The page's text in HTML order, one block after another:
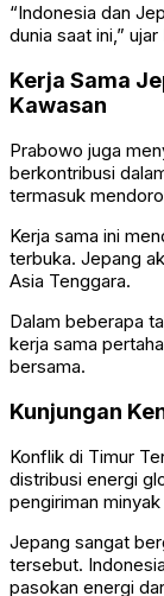
“Indonesia dan
dunia saat ini,”
Kerja Sama
Kawasan
Prabowo juga
berkontribusi
termasuk
Kerja sama ini
terbuka. Jepang
Asia Tenggara.
Dalam beberapa
kerja sama
bersama.
Kunjungan
Konflik di Timur
distribusi energi
pengiriman minyak
Jepang sangat
tersebut.
pasokan energi